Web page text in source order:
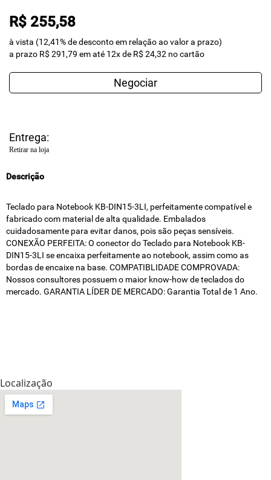
R$ 255,58
à vista (12,41% de desconto em relação ao valor a prazo)
a prazo R$ 291,79 em até 12x de R$ 24,32 no cartão
Negociar
Entrega:
Retirar na loja
Descrição
Teclado para Notebook KB-DIN15-3LI, perfeitamente compatível e
fabricado com material de alta qualidade. Embalados
cuidadosamente para evitar danos, pois são peças sensíveis.
CONEXÃO PERFEITA: O conector do Teclado para Notebook KB-
DIN15-3LI se encaixa perfeitamente ao notebook, assim como as
bordas de encaixe na base. COMPATIBLIDADE COMPROVADA:
Nossos consultores possuem o maior know-how de teclados do
mercado. GARANTIA LÍDER DE MERCADO: Garantia Total de 1 Ano.
Localização